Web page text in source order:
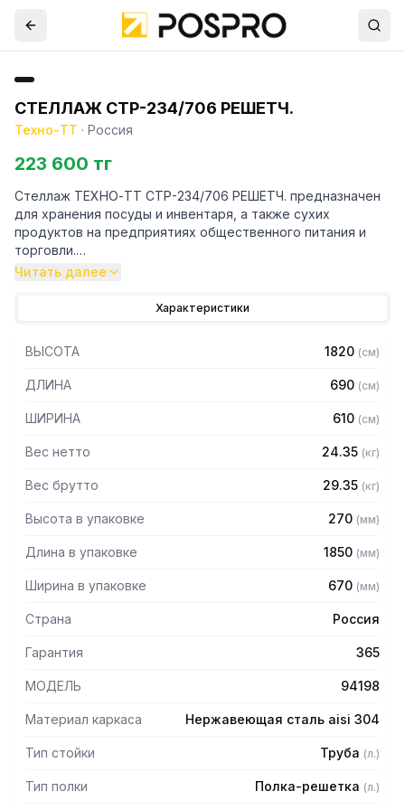
СТЕЛЛАЖ СТР-234/706 РЕШЕТЧ.
Техно-ТТ · Россия
223 600 тг
Стеллаж ТЕХНО-ТТ СТР-234/706 РЕШЕТЧ. предназначен
для хранения посуды и инвентаря, а также сухих
продуктов на предприятиях общественного питания и
торговли.
304 толщиной 1,2 мм
— Четыре решетчатые полки из нержавеющей стали
марки AISI 304 толщиной 0,8 мм
— Расстояние между полками регулируемое с шагом 120
— Регулируемые опоры
Читать далее
Характеристики
ВЫСОТА 1820 (см)
ДЛИНА 690 (см)
ШИРИНА 610 (см)
Вес нетто 24.35 (кг)
Вес брутто 29.35 (кг)
Высота в упаковке 270 (мм)
Длина в упаковке 1850 (мм)
Ширина в упаковке 670 (мм)
Страна Россия
Гарантия 365
МОДЕЛЬ 94198
Материал каркаса Нержавеющая сталь aisi 304
Тип стойки Труба (л.)
Тип полки Полка-решетка (л.)